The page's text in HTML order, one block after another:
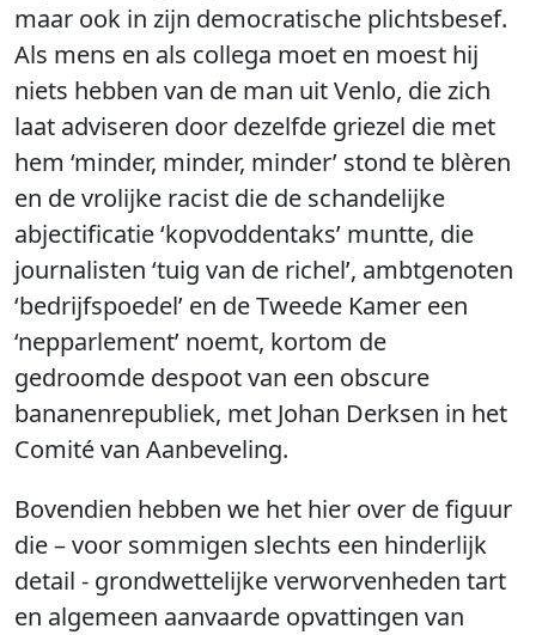
maar ook in zijn democratische plichtsbesef.
Als mens en als collega moet en moest hij
niets hebben van de man uit Venlo, die zich
laat adviseren door dezelfde griezel die met
hem ‘minder, minder, minder’ stond te blèren
en de vrolijke racist die de schandelijke
abjectificatie ‘kopvoddentaks’ muntte, die
journalisten ‘tuig van de richel’, ambtgenoten
‘bedrijfspoedel’ en de Tweede Kamer een
‘nepparlement’ noemt, kortom de
gedroomde despoot van een obscure
bananenrepubliek, met Johan Derksen in het
Comité van Aanbeveling.
Bovendien hebben we het hier over de figuur
die – voor sommigen slechts een hinderlijk
detail - grondwettelijke verworvenheden tart
en algemeen aanvaarde opvattingen van